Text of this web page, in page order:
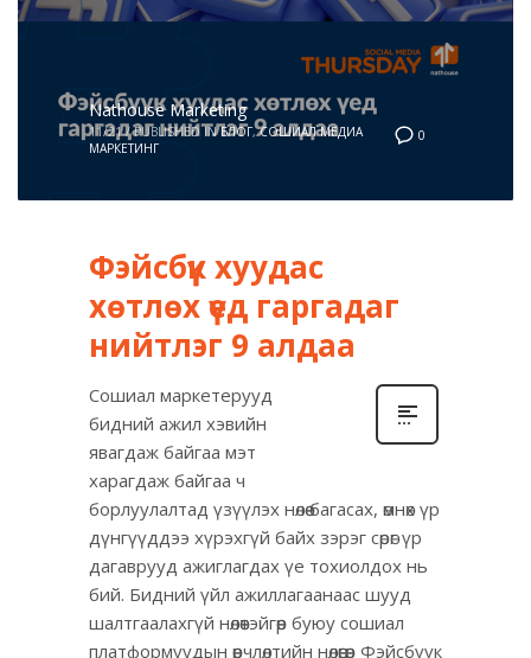
0
Nathouse Marketing
11/21 / PUBLISHED IN БЛОГ,СОШИАЛ МЕДИА
МАРКЕТИНГ
Фэйсбүүк хуудас
хөтлөх үед гаргадаг
нийтлэг 9 алдаа
Сошиал маркетерууд
бидний ажил хэвийн
явагдаж байгаа мэт
харагдаж байгаа ч
борлуулалтад үзүүлэх нөлөө багасах, өмнөх үр
дүнгүүддээ хүрэхгүй байх зэрэг сөрөг үр
дагаврууд ажиглагдах үе тохиолдох нь
бий. Бидний үйл ажиллагаанаас шууд
шалтгаалахгүй нөлөөтэйгөөр буюу сошиал
платформуудын өөрчлөлтийн нөлөөгөөр Фэйсбүүк